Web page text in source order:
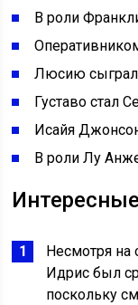
В роли
Люсию
Густаво стал
Исайя
В роли Лу
Несмотря на
Идрис был
поскольку